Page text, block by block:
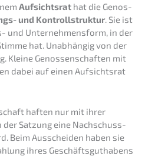
Aufsichts­rat hat die Genos­
und Kontroll­struk­tur. Sie ist
und Unter­neh­mens­form, in der
hat. Unabhän­gig von der
Kleine Genos­sen­schaf­ten mit
dabei auf einen Aufsichts­rat
haften nur mit ihrer
der Satzung eine Nachschuss­
Beim Ausschei­den haben sie
ihres Geschäfts­gut­ha­bens